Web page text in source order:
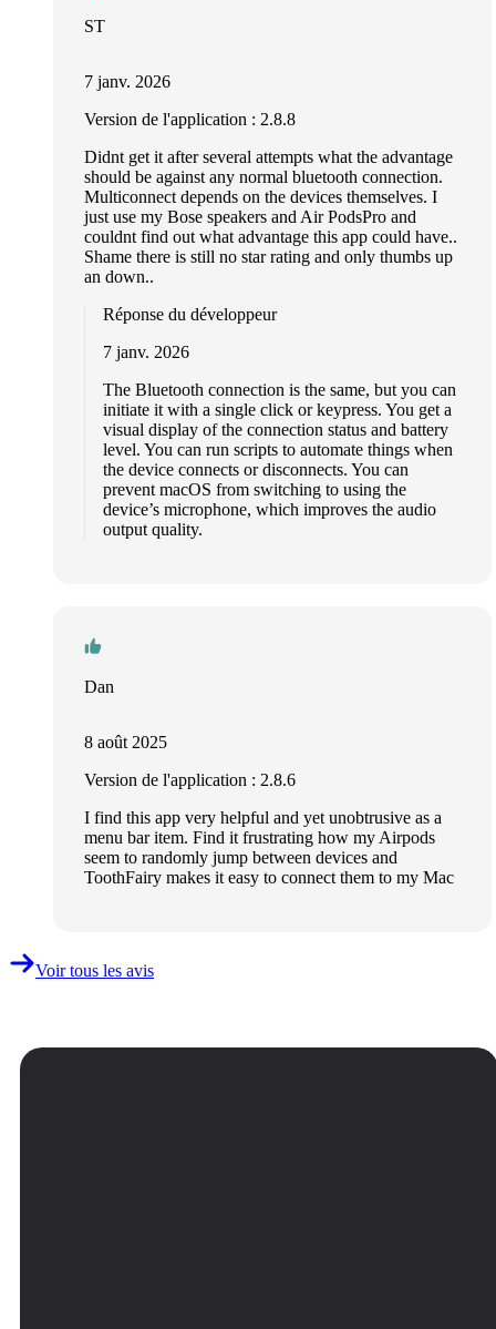
ST
7 janv. 2026
Version de l'application : 2.8.8
Didnt get it after several attempts what the advantage
should be against any normal bluetooth connection.
Multiconnect depends on the devices themselves. I
just use my Bose speakers and Air PodsPro and
couldnt find out what advantage this app could have..
Shame there is still no star rating and only thumbs up
an down..
Réponse du développeur
7 janv. 2026
The Bluetooth connection is the same, but you can
initiate it with a single click or keypress. You get a
visual display of the connection status and battery
level. You can run scripts to automate things when
the device connects or disconnects. You can
prevent macOS from switching to using the
device’s microphone, which improves the audio
output quality.
Dan
8 août 2025
Version de l'application : 2.8.6
I find this app very helpful and yet unobtrusive as a
menu bar item. Find it frustrating how my Airpods
seem to randomly jump between devices and
ToothFairy makes it easy to connect them to my Mac
Voir tous les avis